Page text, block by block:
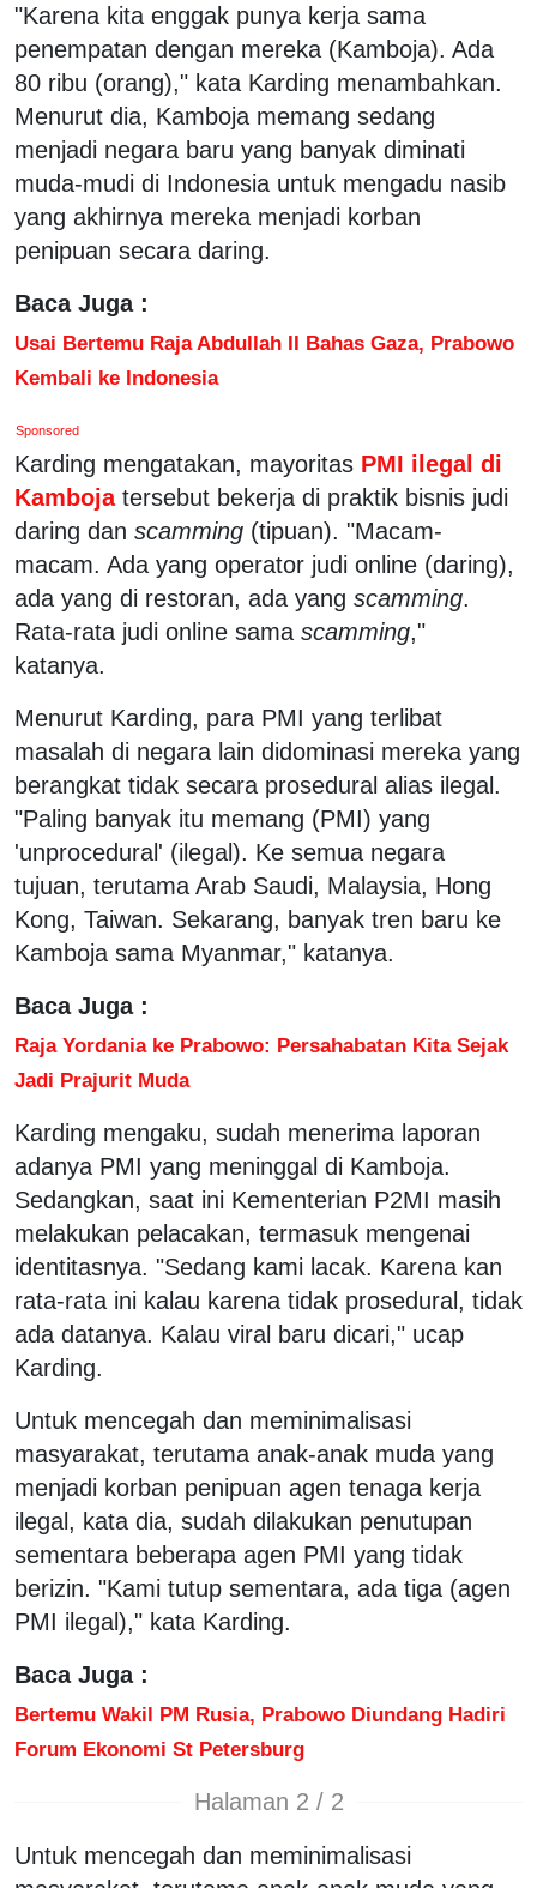
"Karena kita enggak punya kerja sama
penempatan dengan mereka (Kamboja). Ada
80 ribu (orang)," kata Karding menambahkan.
Menurut dia, Kamboja memang sedang
menjadi negara baru yang banyak diminati
muda-mudi di Indonesia untuk mengadu nasib
yang akhirnya mereka menjadi korban
penipuan secara daring.
Baca Juga :
Usai Bertemu Raja Abdullah II Bahas Gaza, Prabowo
Kembali ke Indonesia
Sponsored
Karding mengatakan, mayoritas PMI ilegal di
Kamboja tersebut bekerja di praktik bisnis judi
daring dan scamming (tipuan). "Macam-
macam. Ada yang operator judi online (daring),
ada yang di restoran, ada yang scamming.
Rata-rata judi online sama scamming,"
katanya.
Menurut Karding, para PMI yang terlibat
masalah di negara lain didominasi mereka yang
berangkat tidak secara prosedural alias ilegal.
"Paling banyak itu memang (PMI) yang
'unprocedural' (ilegal). Ke semua negara
tujuan, terutama Arab Saudi, Malaysia, Hong
Kong, Taiwan. Sekarang, banyak tren baru ke
Kamboja sama Myanmar," katanya.
Baca Juga :
Raja Yordania ke Prabowo: Persahabatan Kita Sejak
Jadi Prajurit Muda
Karding mengaku, sudah menerima laporan
adanya PMI yang meninggal di Kamboja.
Sedangkan, saat ini Kementerian P2MI masih
melakukan pelacakan, termasuk mengenai
identitasnya. "Sedang kami lacak. Karena kan
rata-rata ini kalau karena tidak prosedural, tidak
ada datanya. Kalau viral baru dicari," ucap
Karding.
Untuk mencegah dan meminimalisasi
masyarakat, terutama anak-anak muda yang
menjadi korban penipuan agen tenaga kerja
ilegal, kata dia, sudah dilakukan penutupan
sementara beberapa agen PMI yang tidak
berizin. "Kami tutup sementara, ada tiga (agen
PMI ilegal)," kata Karding.
Baca Juga :
Bertemu Wakil PM Rusia, Prabowo Diundang Hadiri
Forum Ekonomi St Petersburg
Halaman 2 / 2
Untuk mencegah dan meminimalisasi